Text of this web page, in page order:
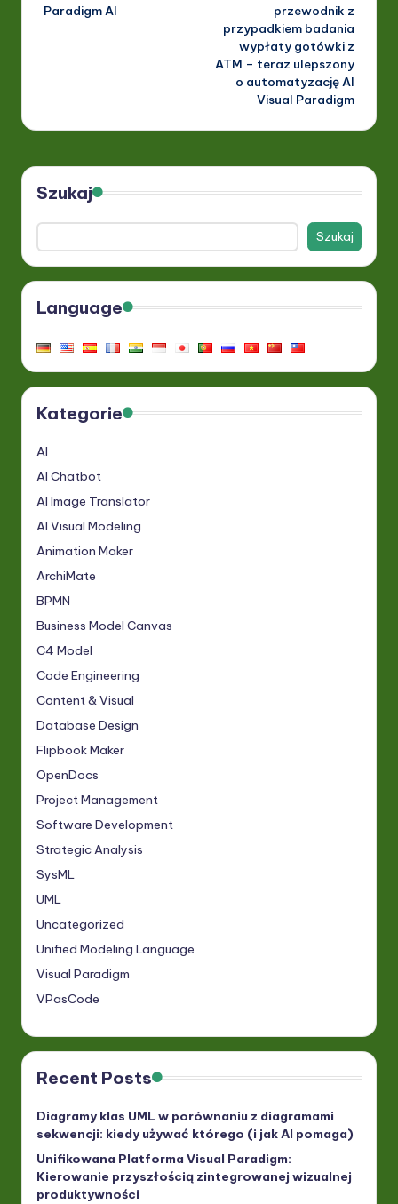
Paradigm AI
przewodnik z
przypadkiem badania
wypłaty gotówki z
ATM – teraz ulepszony
o automatyzację AI
Visual Paradigm
Szukaj
Szukaj
Language
Kategorie
AI
AI Chatbot
AI Image Translator
AI Visual Modeling
Animation Maker
ArchiMate
BPMN
Business Model Canvas
C4 Model
Code Engineering
Content & Visual
Database Design
Flipbook Maker
OpenDocs
Project Management
Software Development
Strategic Analysis
SysML
UML
Uncategorized
Unified Modeling Language
Visual Paradigm
VPasCode
Recent Posts
Diagramy klas UML w porównaniu z diagramami
sekwencji: kiedy używać którego (i jak AI pomaga)
Unifikowana Platforma Visual Paradigm:
Kierowanie przyszłością zintegrowanej wizualnej
produktywności